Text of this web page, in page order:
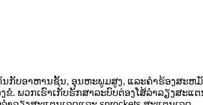
ກັບອາຫານຊັ້ນ, ອຸນຫະພູມສູງ, ແລະຄໍາຮ້ອງສະ
. ພວກເຮົາເກັບຮັກສາລະບົບຕ່ອງໂສ້ລໍາລຽງສະແ